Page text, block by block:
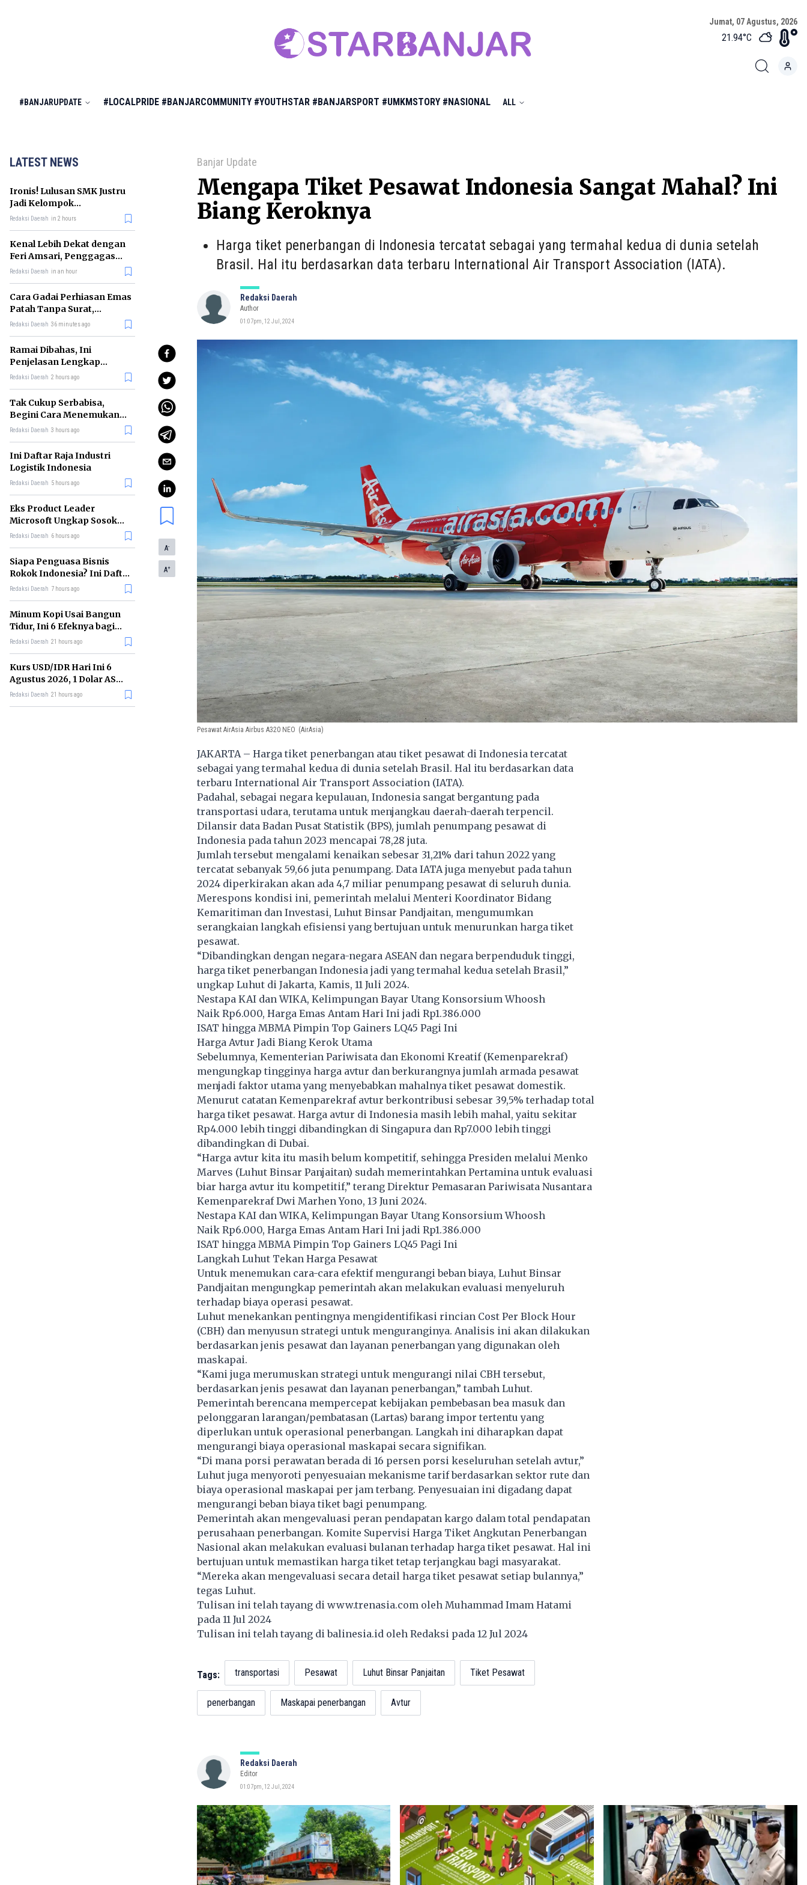
Jumat, 07 Agustus, 2026
21.94°C
#BANJARUPDATE #LOCALPRIDE #BANJARCOMMUNITY #YOUTHSTAR #BANJARSPORT #UMKMSTORY #NASIONAL ALL
LATEST NEWS
Ironis! Lulusan SMK Justru
Jadi Kelompok
Pengangguran Terbanyak
Redaksi Daerah in 2 hours
Kenal Lebih Dekat dengan
Feri Amsari, Penggagas
Kabinet Bayangan
Redaksi Daerah in an hour
Cara Gadai Perhiasan Emas
Patah Tanpa Surat,
Ternyata Tetap Bisa!
Redaksi Daerah 36 minutes ago
Ramai Dibahas, Ini
Penjelasan Lengkap
tentang Konsep Kabinet
Redaksi Daerah 2 hours ago
Tak Cukup Serbabisa,
Begini Cara Menemukan
'Spike' agar CV Dilirik HR
Redaksi Daerah 3 hours ago
Ini Daftar Raja Industri
Logistik Indonesia
Redaksi Daerah 5 hours ago
Eks Product Leader
Microsoft Ungkap Sosok
yang Paling Cocok
Redaksi Daerah 6 hours ago
Siapa Penguasa Bisnis
Rokok Indonesia? Ini Daftar
Perusahaan Terbesarnya
Redaksi Daerah 7 hours ago
Minum Kopi Usai Bangun
Tidur, Ini 6 Efeknya bagi
Kesehatan Tubuh
Redaksi Daerah 21 hours ago
Kurs USD/IDR Hari Ini 6
Agustus 2026, 1 Dolar AS
Kini Berapa Rupiah?
Redaksi Daerah 21 hours ago
Banjar Update
Mengapa Tiket Pesawat Indonesia Sangat Mahal? Ini
Biang Keroknya
Harga tiket penerbangan di Indonesia tercatat sebagai yang termahal kedua di dunia setelah
Brasil. Hal itu berdasarkan data terbaru International Air Transport Association (IATA).
Redaksi Daerah
Author
01:07pm, 12 Jul, 2024
A-
A+
Pesawat AirAsia Airbus A320 NEO (AirAsia)
JAKARTA – Harga tiket penerbangan atau tiket pesawat di Indonesia tercatat
sebagai yang termahal kedua di dunia setelah Brasil. Hal itu berdasarkan data
terbaru International Air Transport Association (IATA).
Padahal, sebagai negara kepulauan, Indonesia sangat bergantung pada
transportasi udara, terutama untuk menjangkau daerah-daerah terpencil.
Dilansir data Badan Pusat Statistik (BPS), jumlah penumpang pesawat di
Indonesia pada tahun 2023 mencapai 78,28 juta.
Jumlah tersebut mengalami kenaikan sebesar 31,21% dari tahun 2022 yang
tercatat sebanyak 59,66 juta penumpang. Data IATA juga menyebut pada tahun
2024 diperkirakan akan ada 4,7 miliar penumpang pesawat di seluruh dunia.
Merespons kondisi ini, pemerintah melalui Menteri Koordinator Bidang
Kemaritiman dan Investasi, Luhut Binsar Pandjaitan, mengumumkan
serangkaian langkah efisiensi yang bertujuan untuk menurunkan harga tiket
pesawat.
“Dibandingkan dengan negara-negara ASEAN dan negara berpenduduk tinggi,
harga tiket penerbangan Indonesia jadi yang termahal kedua setelah Brasil,”
ungkap Luhut di Jakarta, Kamis, 11 Juli 2024.
Nestapa KAI dan WIKA, Kelimpungan Bayar Utang Konsorsium Whoosh
Naik Rp6.000, Harga Emas Antam Hari Ini jadi Rp1.386.000
ISAT hingga MBMA Pimpin Top Gainers LQ45 Pagi Ini
Harga Avtur Jadi Biang Kerok Utama
Sebelumnya, Kementerian Pariwisata dan Ekonomi Kreatif (Kemenparekraf)
mengungkap tingginya harga avtur dan berkurangnya jumlah armada pesawat
menjadi faktor utama yang menyebabkan mahalnya tiket pesawat domestik.
Menurut catatan Kemenparekraf avtur berkontribusi sebesar 39,5% terhadap total
harga tiket pesawat. Harga avtur di Indonesia masih lebih mahal, yaitu sekitar
Rp4.000 lebih tinggi dibandingkan di Singapura dan Rp7.000 lebih tinggi
dibandingkan di Dubai.
“Harga avtur kita itu masih belum kompetitif, sehingga Presiden melalui Menko
Marves (Luhut Binsar Panjaitan) sudah memerintahkan Pertamina untuk evaluasi
biar harga avtur itu kompetitif,” terang Direktur Pemasaran Pariwisata Nusantara
Kemenparekraf Dwi Marhen Yono, 13 Juni 2024.
Nestapa KAI dan WIKA, Kelimpungan Bayar Utang Konsorsium Whoosh
Naik Rp6.000, Harga Emas Antam Hari Ini jadi Rp1.386.000
ISAT hingga MBMA Pimpin Top Gainers LQ45 Pagi Ini
Langkah Luhut Tekan Harga Pesawat
Untuk menemukan cara-cara efektif mengurangi beban biaya, Luhut Binsar
Pandjaitan mengungkap pemerintah akan melakukan evaluasi menyeluruh
terhadap biaya operasi pesawat.
Luhut menekankan pentingnya mengidentifikasi rincian Cost Per Block Hour
(CBH) dan menyusun strategi untuk menguranginya. Analisis ini akan dilakukan
berdasarkan jenis pesawat dan layanan penerbangan yang digunakan oleh
maskapai.
“Kami juga merumuskan strategi untuk mengurangi nilai CBH tersebut,
berdasarkan jenis pesawat dan layanan penerbangan,” tambah Luhut.
Pemerintah berencana mempercepat kebijakan pembebasan bea masuk dan
pelonggaran larangan/pembatasan (Lartas) barang impor tertentu yang
diperlukan untuk operasional penerbangan. Langkah ini diharapkan dapat
mengurangi biaya operasional maskapai secara signifikan.
“Di mana porsi perawatan berada di 16 persen porsi keseluruhan setelah avtur,”
Luhut juga menyoroti penyesuaian mekanisme tarif berdasarkan sektor rute dan
biaya operasional maskapai per jam terbang. Penyesuaian ini digadang dapat
mengurangi beban biaya tiket bagi penumpang.
Pemerintah akan mengevaluasi peran pendapatan kargo dalam total pendapatan
perusahaan penerbangan. Komite Supervisi Harga Tiket Angkutan Penerbangan
Nasional akan melakukan evaluasi bulanan terhadap harga tiket pesawat. Hal ini
bertujuan untuk memastikan harga tiket tetap terjangkau bagi masyarakat.
“Mereka akan mengevaluasi secara detail harga tiket pesawat setiap bulannya,”
tegas Luhut.
Tulisan ini telah tayang di www.trenasia.com oleh Muhammad Imam Hatami
pada 11 Jul 2024
Tulisan ini telah tayang dibalinesia.id oleh Redaksi pada 12 Jul 2024
Tags: transportasi Pesawat Luhut Binsar Panjaitan Tiket Pesawat
penerbangan Maskapai penerbangan Avtur
Redaksi Daerah
Editor
01:07pm, 12 Jul, 2024